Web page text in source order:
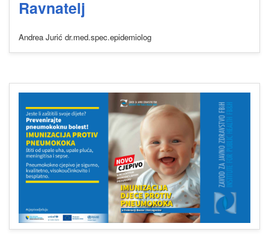
Ravnatelj
Andrea Jurić dr.med.spec.epidemiolog